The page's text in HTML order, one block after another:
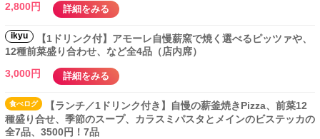
2,800円
詳細をみる
ikyu
【1ドリンク付】アモーレ自慢薪窯で焼く選べるピッツァや、
12種前菜盛り合わせ、など全4品（店内席）
3,000円
詳細をみる
食べログ
【ランチ／1ドリンク付き】自慢の薪釜焼きPizza、前菜12
種盛り合せ、季節のスープ、カラスミパスタとメインのビステッカの
全7品、3500円！7品